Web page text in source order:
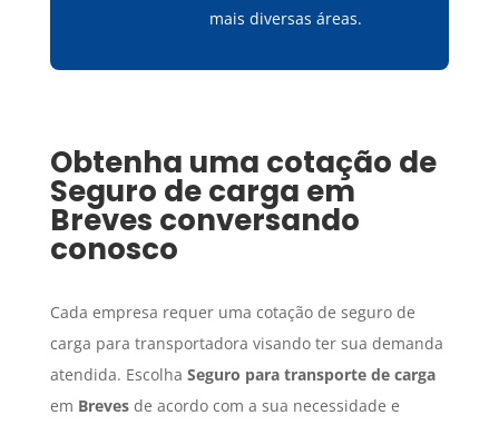
mais diversas áreas.
Obtenha uma cotação de
Seguro de carga em
Breves conversando
conosco
Cada empresa requer uma cotação de seguro de
carga para transportadora visando ter sua demanda
atendida. Escolha Seguro para transporte de carga
em Brevesde acordo com a sua necessidade e